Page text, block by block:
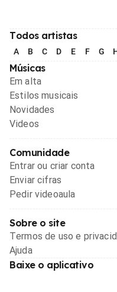
Todos artistas
A B C D E F G
Músicas
Em alta
Estilos musicais
Novidades
Videos
Comunidade
Entrar ou criar conta
Enviar cifras
Pedir videoaula
Sobre o site
Termos de uso e
Ajuda
Baixe o aplicativo